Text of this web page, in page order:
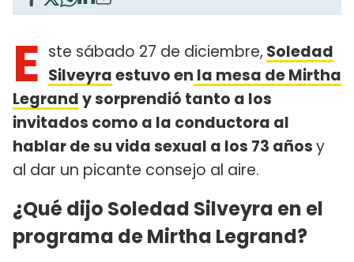
E ste sábado 27 de diciembre, Soledad
Silveyraestuvo en la mesa de Mirtha
Legrandy sorprendió tanto a los
invitados como a la conductora al
hablar de su vida sexual a los 73 añosy
al dar un picante consejo al aire.
¿Qué dijo Soledad Silveyra en el
programa de Mirtha Legrand?